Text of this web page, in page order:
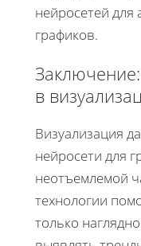
нейросетей для
графиков.
в
Визуализация
нейросети для
неотъемлемой
технологии
только